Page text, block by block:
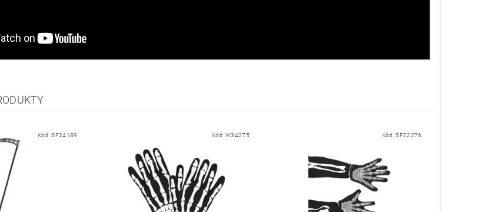
Kód:SF24189 Kód:W34275 Kód:SF22276